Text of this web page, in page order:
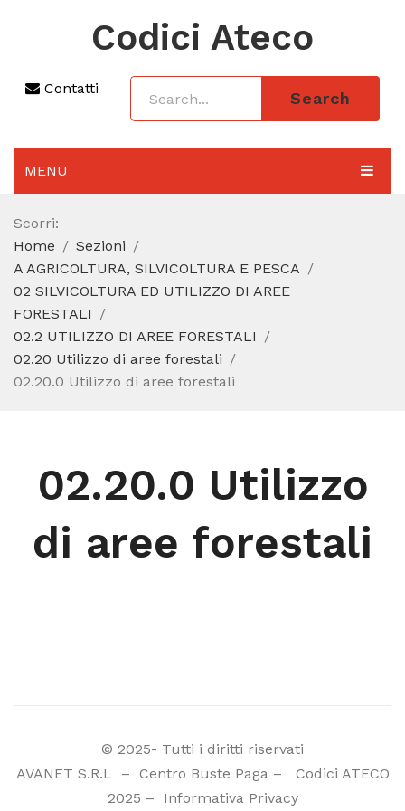
Codici Ateco
Contatti
Search
MENU
AGGIORNAMENTO 2025
SEZIONI
CODICE ATECO A COSA SERVE
REGIME FORFETTARIO
CODICE FISCALE
Scorri:
Home
Sezioni
A AGRICOLTURA, SILVICOLTURA E PESCA
02 SILVICOLTURA ED UTILIZZO DI AREE
FORESTALI
02.2 UTILIZZO DI AREE FORESTALI
02.20 Utilizzo di aree forestali
02.20.0 Utilizzo di aree forestali
02.20.0 Utilizzo
di aree forestali
© 2025- Tutti i diritti riservati
AVANET S.R.L
– Centro Buste Paga– Codici ATECO
2025 – Informativa Privacy